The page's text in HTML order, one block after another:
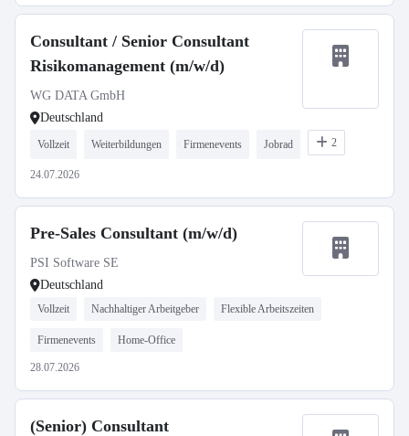
Consultant / Senior Consultant
Risikomanagement (m/w/d)
WG DATA GmbH
Deutschland
Vollzeit Weiterbildungen Firmenevents Jobrad 2
24.07.2026
Pre-Sales Consultant (m/w/d)
PSI Software SE
Deutschland
Vollzeit Nachhaltiger Arbeitgeber Flexible Arbeitszeiten
Firmenevents Home-Office
28.07.2026
(Senior) Consultant